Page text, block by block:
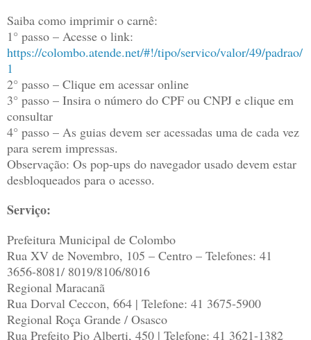
Saiba como imprimir o carnê:
1° passo – Acesse o link:
https://colombo.atende.net/#!/tipo/servico/valor/49/padrao/
1
2° passo – Clique em acessar online
3° passo – Insira o número do CPF ou CNPJ e clique em
consultar
4° passo – As guias devem ser acessadas uma de cada vez
para serem impressas.
Observação: Os pop-ups do navegador usado devem estar
desbloqueados para o acesso.
Serviço:
Prefeitura Municipal de Colombo
Rua XV de Novembro, 105 – Centro – Telefones: 41
3656-8081/ 8019/8106/8016
Regional Maracanã
Rua Dorval Ceccon, 664 | Telefone: 41 3675-5900
Regional Roça Grande / Osasco
Rua Prefeito Pio Alberti, 450 | Telefone: 41 3621-1382